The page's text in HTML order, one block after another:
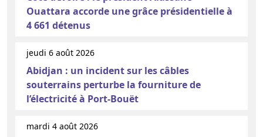
Ouattara accorde une grâce présidentielle à
4 661 détenus
jeudi 6 août 2026
Abidjan : un incident sur les câbles
souterrains perturbe la fourniture de
l’électricité à Port-Bouët
mardi 4 août 2026